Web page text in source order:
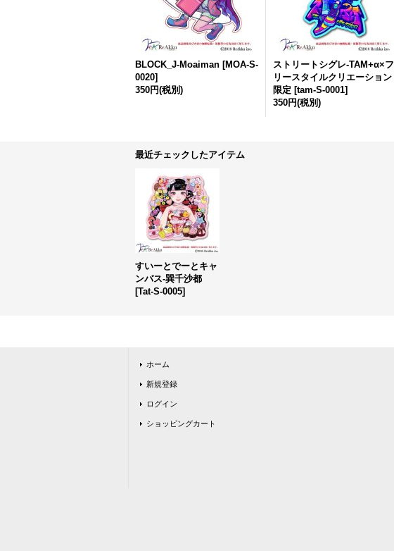
BLOCK_J-Moaiman [MOA-S-
0020]
350円(税別)
ストリートシグレ-TAM+α×フ
リースタイルクリエーション
限定 [tam-S-0001]
350円(税別)
最近チェックしたアイテム
すいーとでーとキャ
ンバス-巽千沙都
[Tat-S-0005]
ホーム
新規登録
ログイン
ショッピングカート